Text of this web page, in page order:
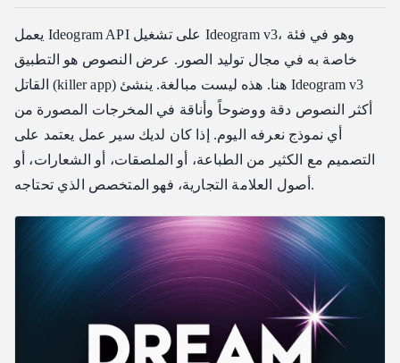
يعمل Ideogram API على تشغيل Ideogram v3، وهو في فئة
خاصة به في مجال توليد الصور. عرض النصوص هو التطبيق
القاتل (killer app) هنا. هذه ليست مبالغة. ينشئ Ideogram v3
أكثر النصوص دقة ووضوحاً وأناقة في المخرجات المصورة من
أي نموذج نعرفه اليوم. إذا كان لديك سير عمل يعتمد على
التصميم مع الكثير من الطباعة، أو الملصقات، أو الشعارات، أو
أصول العلامة التجارية، فهو المتخصص الذي تحتاجه.